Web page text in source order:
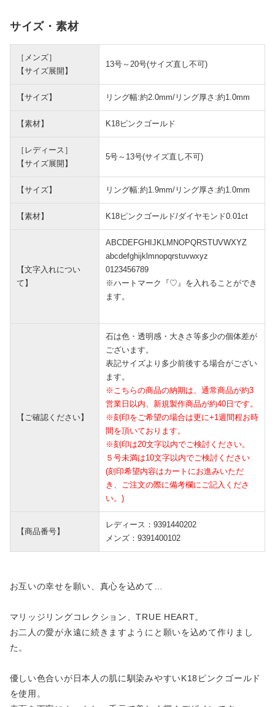
サイズ・素材
［メンズ］
【サイズ展開】
13号～20号(サイズ直し不可)
【サイズ】 リング幅:約2.0mm/リング厚さ:約1.0mm
【素材】 K18ピンクゴールド
［レディース］
【サイズ展開】
5号～13号(サイズ直し不可)
【サイズ】 リング幅:約1.9mm/リング厚さ:約1.0mm
【素材】 K18ピンクゴールド/ダイヤモンド0.01ct
【文字入れについ
て】
ABCDEFGHIJKLMNOPQRSTUVWXYZ
abcdefghijklmnopqrstuvwxyz
0123456789
※ハートマーク『♡』を入れることができ
ます。
【ご確認ください】
石は色・透明感・大きさ等多少の個体差が
ございます。
表記サイズより多少前後する場合がござい
ます。
※こちらの商品の納期は、通常商品が約3
営業日以内、新規製作商品が約40日です。
※刻印をご希望の場合は更に+1週間程お時
間を頂いております。
※刻印は20文字以内でご検討ください。
５号未満は10文字以内でご検討ください
(刻印希望内容はカートにお進みいただ
き、ご注文の際に備考欄にご記入くださ
い。)
【商品番号】
レディース：9391440202
メンズ：9391400102
お互いの幸せを願い、真心を込めて…
マリッジリングコレクション、TRUE HEART。
お二人の愛が永遠に続きますようにと願いを込めて作りまし
た。
優しい色合いが日本人の肌に馴染みやすいK18ピンクゴールド
を使用。